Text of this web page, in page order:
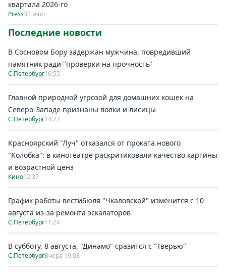
квартала 2026-го
Press31 июл
Последние новости
В Сосновом Бору задержан мужчина, повредивший
памятник ради "проверки на прочность"
С.Петербург16:55
Главной природной угрозой для домашних кошек на
Северо-Западе признаны волки и лисицы
С.Петербург14:27
Красноярский "Луч" отказался от проката нового
"Колобка": в кинотеатре раскритиковали качество картины
и возрастной ценз
Кино12:37
График работы вестибюля "Чкаловской" изменится с 10
августа из-за ремонта эскалаторов
С.Петербург11:24
В субботу, 8 августа, "Динамо" сразится с "Тверью"
С.ПетербургВчера 19:03